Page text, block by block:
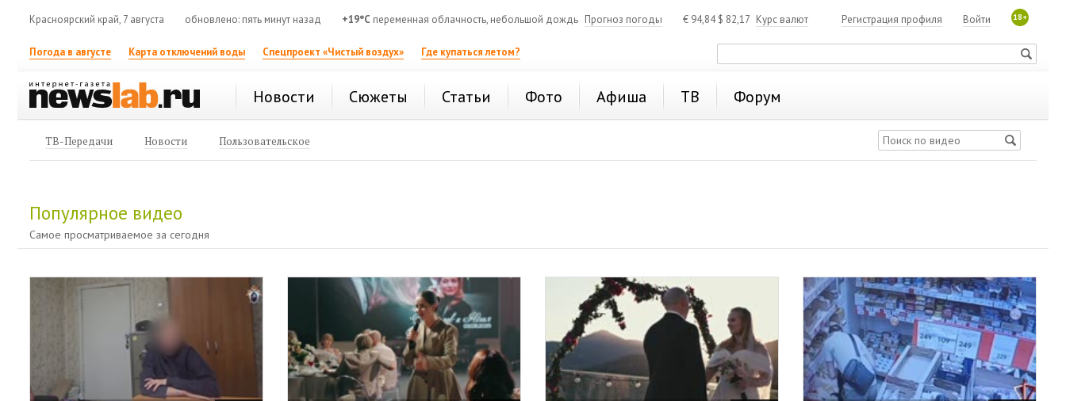
Красноярский край, 7 августа обновлено: пять минут назад +19°C переменная облачность, небольшой дождь Прогноз погоды € 94,84$ 82,17 Курс валют 18+
Войти
Регистрация профиля
Погода в августе Карта отключений воды Спецпроект «Чистый воздух» Где купаться летом?
Новости Сюжеты Статьи Фото Афиша ТВ Форум
ТВ-Передачи Новости Пользовательское
Популярное видео
Самое просматриваемое за сегодня